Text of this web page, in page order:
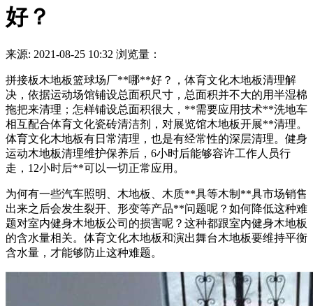
好？
来源: 2021-08-25 10:32 浏览量：
拼接板木地板篮球场厂**哪**好？，体育文化木地板清理解
决，依据运动场馆铺设总面积尺寸，总面积并不大的用半湿棉
拖把来清理；怎样铺设总面积很大，**需要应用技术**洗地车
相互配合体育文化瓷砖清洁剂，对展览馆木地板开展**清理。
体育文化木地板有日常清理，也是有经常性的深层清理。健身
运动木地板清理维护保养后，6小时后能够容许工作人员行
走，12小时后**可以一切正常应用。
为何有一些汽车照明、木地板、木质**具等木制**具市场销售
出来之后会发生裂开、形变等产品**问题呢？如何降低这种难
题对室内健身木地板公司的损害呢？这种都跟室内健身木地板
的含水量相关。体育文化木地板和演出舞台木地板要维持平衡
含水量，才能够防止这种难题。